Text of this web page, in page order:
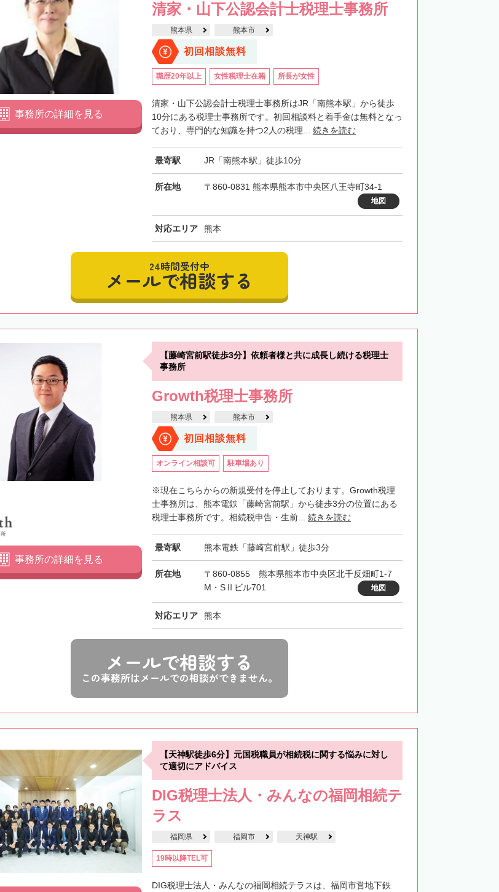
清家・山下公認会計士税理士事務所
熊本県 熊本市
初回相談無料
職歴20年以上 女性税理士在籍 所長が女性
清家・山下公認会計士税理士事務所はJR「南熊本駅」から徒歩
10分にある税理士事務所です。初回相談料と着手金は無料となっ
ており、専門的な知識を持つ2人の税理... 続きを読む
最寄駅 JR「南熊本駅」徒歩10分
所在地 〒860-0831 熊本県熊本市中央区八王寺町34-1
地図
対応エリア 熊本
事務所の詳細を見る
24時間受付中
メールで相談する
【藤崎宮前駅徒歩3分】依頼者様と共に成長し続ける税理士
事務所
Growth税理士事務所
熊本県 熊本市
初回相談無料
オンライン相談可 駐車場あり
※現在こちらからの新規受付を停止しております。Growth税理
士事務所は、熊本電鉄「藤崎宮前駅」から徒歩3分の位置にある
税理士事務所です。相続税申告・生前... 続きを読む
最寄駅 熊本電鉄「藤崎宮前駅」徒歩3分
所在地
〒860-0855 熊本県熊本市中央区北千反畑町1-7
M・SⅡビル701
地図
対応エリア 熊本
事務所の詳細を見る
メールで相談する
この事務所はメールでの相談ができません。
【天神駅徒歩6分】元国税職員が相続税に関する悩みに対し
て適切にアドバイス
DIG税理士法人・みんなの福岡相続テ
ラス
福岡県 福岡市 天神駅
19時以降TEL可
DIG税理士法人・みんなの福岡相続テラスは、福岡市営地下鉄